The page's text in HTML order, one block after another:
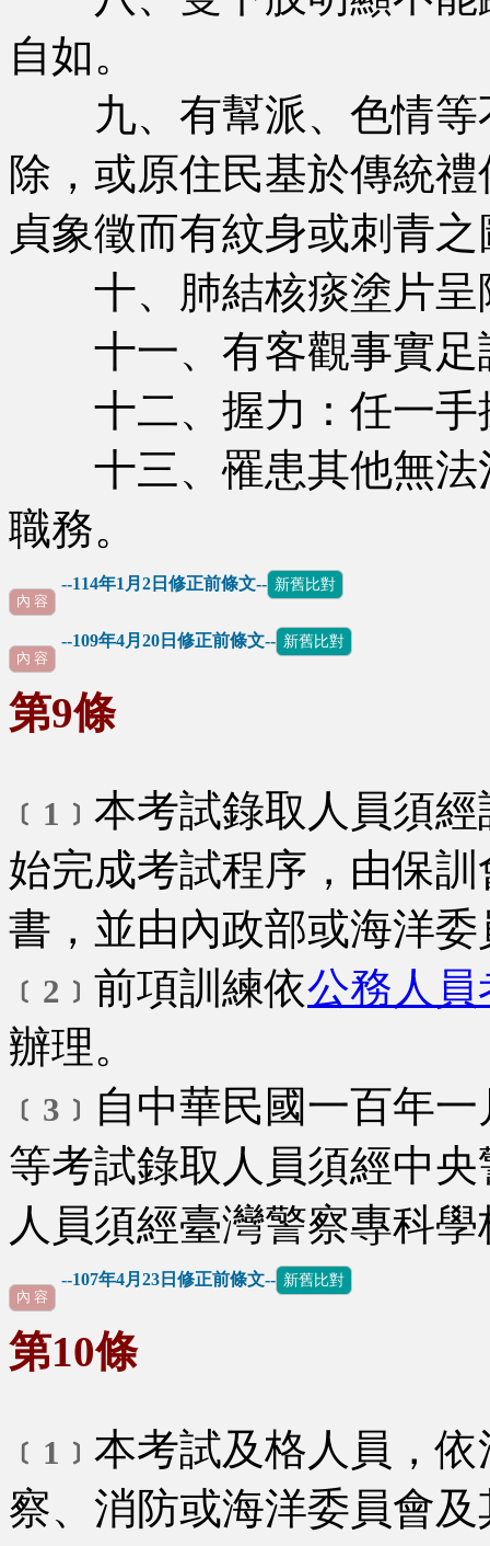
自如。
九、有幫派、色情等
除，或原住民基於傳統
貞象徵而有紋身或刺青
十、肺結核痰塗片呈
十一、有客觀事實足
十二、握力：任一手
十三、罹患其他無法
職務。
--114年1月2日修正前條文-- 新舊比對
內 容
--109年4月20日修正前條文-- 新舊比對
內 容
第9條
﹝1﹞ 本考試錄取人員須
始完成考試程序，由保
書，並由內政部或海洋
﹝2﹞ 前項訓練依公務人
辦理。
﹝3﹞ 自中華民國一百年
等考試錄取人員須經中
人員須經臺灣警察專科
--107年4月23日修正前條文-- 新舊比對
內 容
第10條
﹝1﹞ 本考試及格人員，
察、消防或海洋委員會